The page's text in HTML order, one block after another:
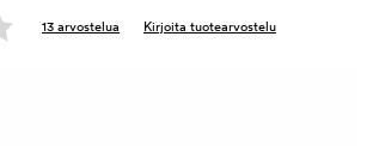
13 arvostelua Kirjoita tuotearvostelu